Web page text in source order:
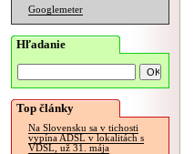
Googlemeter
Hľadanie
Top články
Na Slovensku sa v tichosti
vypína ADSL v lokalitách s
VDSL, už 31. mája